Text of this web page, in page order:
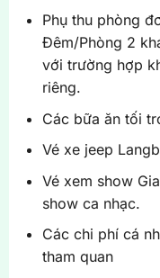
Phụ thu phòng
Đêm/Phòng 2
với trường hợp
riêng.
Các bữa ăn tối
Vé xe jeep
Vé xem show
show ca nhạc.
Các chi phí cá
tham quan